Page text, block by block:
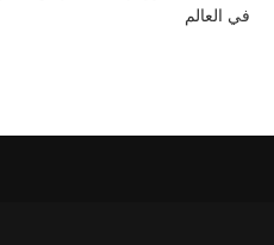
في العالم